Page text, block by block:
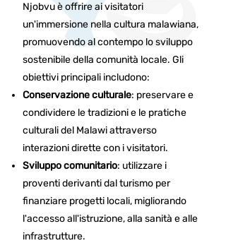
Njobvu è offrire ai visitatori
un'immersione nella cultura malawiana,
promuovendo al contempo lo sviluppo
sostenibile della comunità locale. Gli
obiettivi principali includono:​
Conservazione culturale: preservare e
condividere le tradizioni e le pratiche
culturali del Malawi attraverso
interazioni dirette con i visitatori.​
Sviluppo comunitario: utilizzare i
proventi derivanti dal turismo per
finanziare progetti locali, migliorando
l'accesso all'istruzione, alla sanità e alle
infrastrutture.​